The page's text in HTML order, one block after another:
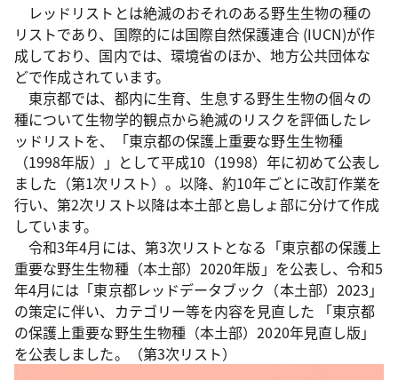
レッドリストとは絶滅のおそれのある野生生物の種の
リストであり、国際的には国際自然保護連合 (IUCN)が作
成しており、国内では、環境省のほか、地方公共団体な
どで作成されています。
東京都では、都内に生育、生息する野生生物の個々の
種について生物学的観点から絶滅のリスクを評価したレ
ッドリストを、「東京都の保護上重要な野生生物種
（1998年版）」として平成10（1998）年に初めて公表し
ました（第1次リスト）。以降、約10年ごとに改訂作業を
行い、第2次リスト以降は本土部と島しょ部に分けて作成
しています。
令和3年4月には、第3次リストとなる「東京都の保護上
重要な野生生物種（本土部）2020年版」を公表し、令和5
年4月には「東京都レッドデータブック（本土部）2023」
の策定に伴い、カテゴリー等を内容を見直した 「東京都
の保護上重要な野生生物種（本土部）2020年見直し版」
を公表しました。（第3次リスト）